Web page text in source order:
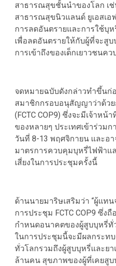
สาธารณสุขชั้นนำของโลก เ
สาธารณสุขนิวแลนด์ ยูเอสเอ
การลดอันตรายและการใช้บุ
เพื่อลดอันตรายให้กับผู้ที่จะสู
การเข้าถึงของเด็กเยาวชนคว
จดหมายฉบับดังกล่าวทำขึ้นก่
สมาชิกกรอบอนุสัญญาว่าด้ว
(FCTC COP9) ซึ่งจะมีเจ้าห
ของหลายๆ ประเทศเข้าร่วม
วันที่ 8-13 พฤศจิกายน และอ
มาตรการควบคุมบุหรี่ไฟฟ้า
เสี่ยงในการประชุมครั้งนี้
ด้านนายมาริษเสริมว่า “ผู้แท
การประชุม FCTC COP9 ซึ่ง
กำหนดอนาคตของผู้สูบบุหรี่ทั่
ในการประชุมนี้จะมีผลกระท
ทั่วโลกรวมถึงผู้สูบบุหรี่และยา
ล้านคน สุขภาพของผู้ที่เคยสูบ